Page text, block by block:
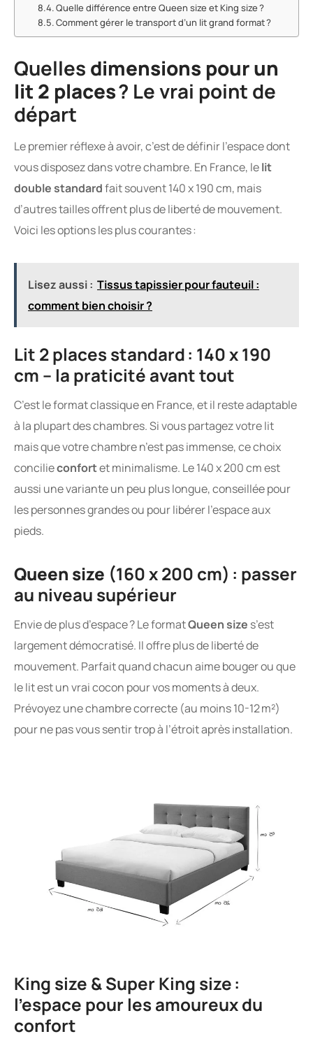
Quelle différence entre Queen size et King size ?
Comment gérer le transport d’un lit grand format ?
Quelles dimensions pour un
lit 2 places? Le vrai point de
départ
Le premier réflexe à avoir, c’est de définir l’espace dont
vous disposez dans votre chambre. En France, lelit
double standardfait souvent 140 x 190 cm, mais
d’autres tailles offrent plus de liberté de mouvement.
Voici les options les plus courantes :
Lisez aussi : Tissus tapissier pour fauteuil :
comment bien choisir ?
Lit 2 places standard : 140 x 190
cm – la praticité avant tout
C’est le format classique en France, et il reste adaptable
à la plupart des chambres. Si vous partagez votre lit
mais que votre chambre n’est pas immense, ce choix
concilieconfortet minimalisme. Le 140 x 200 cm est
aussi une variante un peu plus longue, conseillée pour
les personnes grandes ou pour libérer l’espace aux
pieds.
Queen size (160 x 200 cm) : passer
au niveau supérieur
Envie de plus d’espace ? Le formatQueen size s’est
largement démocratisé. Il offre plus de liberté de
mouvement. Parfait quand chacun aime bouger ou que
le lit est un vrai cocon pour vos moments à deux.
Prévoyez une chambre correcte (au moins 10-12 m²)
pour ne pas vous sentir trop à l’étroit après installation.
King size & Super King size :
l’espace pour les amoureux du
confort